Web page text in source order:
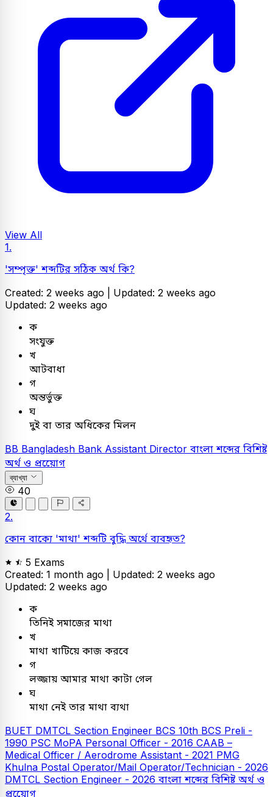
View All
1.
'সম্পৃক্ত' শব্দটির সঠিক অর্থ কি?
Created: 2 weeks ago | Updated: 2 weeks ago
Updated: 2 weeks ago
ক
সংযুক্ত
খ
আটবাধা
গ
অন্তর্ভুক্ত
ঘ
দুই বা তার অধিকের মিলন
BB Bangladesh Bank Assistant Director বাংলাশব্দের বিশিষ্ট
অর্থ ও প্রয়োেগ
ব্যাখ্যা
40
2.
কোন বাক্যে 'মাথা' শব্দটি বুদ্ধি অর্থে ব্যবহৃত?
5 Exams
Created: 1 month ago | Updated: 2 weeks ago
Updated: 2 weeks ago
ক
তিনিই সমাজের মাথা
খ
মাথা খাটিয়ে কাজ করবে
গ
লজ্জায় আমার মাথা কাটা গেল
ঘ
মাথা নেই তার মাথা ব্যথা
BUET DMTCL Section Engineer BCS 10th BCS Preli -
1990 PSC MoPA Personal Officer - 2016 CAAB –
Medical Officer / Aerodrome Assistant - 2021 PMG
Khulna Postal Operator/Mail Operator/Technician - 2026
DMTCL Section Engineer - 2026 বাংলাশব্দের বিশিষ্ট অর্থ ও
প্রয়োেগ